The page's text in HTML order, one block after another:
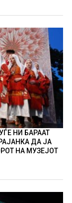
НИ БАРААТ
ДА ЈА
НА МУЗЕЈОТ